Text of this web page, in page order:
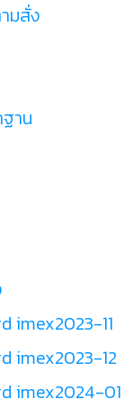
มสั่ง
าน
imex2023-11
imex2023-12
imex2024-01